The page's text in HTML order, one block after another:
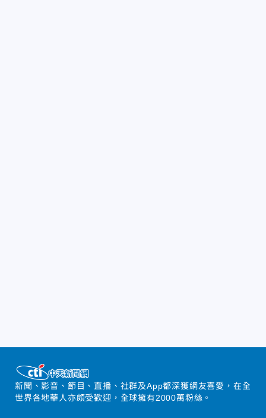
新聞、影音、節目、直播、社群及App都深獲網友喜愛，在全
世界各地華人亦頗受歡迎，全球擁有2000萬粉絲。